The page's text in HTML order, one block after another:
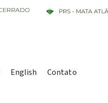
English Contato